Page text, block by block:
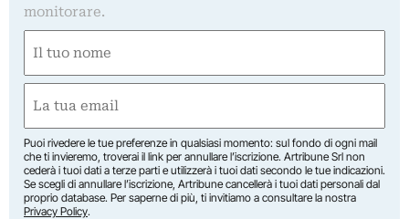
monitorare.
(Obbligatorio)
Nome
(Obbligatorio)
Puoi rivedere le tue preferenze in qualsiasi momento: sul fondo di ogni mail
che ti invieremo, troverai il link per annullare l’iscrizione. Artribune Srl non
cederà i tuoi dati a terze parti e utilizzerà i tuoi dati secondo le tue indicazioni.
Se scegli di annullare l’iscrizione, Artribune cancellerà i tuoi dati personali dal
proprio database. Per saperne di più, ti invitiamo a consultare la nostra
Privacy Policy.